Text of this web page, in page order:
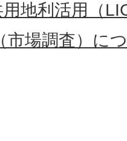
用地利活用（
市場調査）に